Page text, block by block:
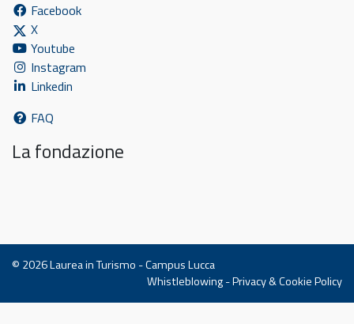
Facebook
X
Youtube
Instagram
Linkedin
FAQ
La fondazione
© 2026Laurea in Turismo - Campus Lucca
Whistleblowing-Privacy & Cookie Policy